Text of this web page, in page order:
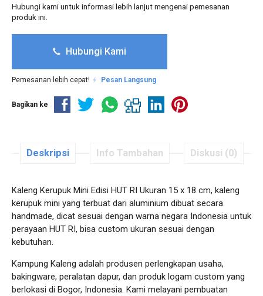
Hubungi kami untuk informasi lebih lanjut mengenai pemesanan
produk ini.
Hubungi Kami
Pemesanan lebih cepat! Pesan Langsung
Bagikan ke
Deskripsi Info Tambahan Diskusi (0)
Kaleng Kerupuk Mini Edisi HUT RI Ukuran 15 x 18 cm, kaleng
kerupuk mini yang terbuat dari aluminium dibuat secara
handmade, dicat sesuai dengan warna negara Indonesia untuk
perayaan HUT RI, bisa custom ukuran sesuai dengan
kebutuhan.
Kampung Kaleng adalah produsen perlengkapan usaha,
bakingware, peralatan dapur, dan produk logam custom yang
berlokasi di Bogor, Indonesia. Kami melayani pembuatan